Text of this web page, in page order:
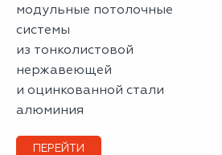
модульные потолочные
системы
из тонколистовой
нержавеющей
и оцинкованной стали
алюминия
ПЕРЕЙТИ